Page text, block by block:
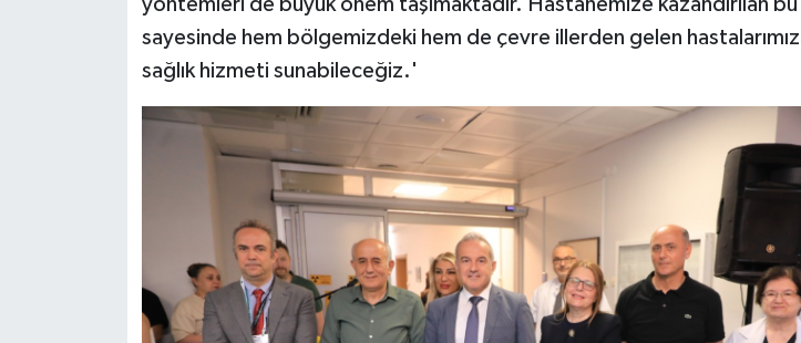
yöntemleri de büyük önem taşımaktadır. Hastanemize kazandırılan
sayesinde hem bölgemizdeki hem de çevre illerden gelen
sağlık hizmeti sunabileceğiz.'